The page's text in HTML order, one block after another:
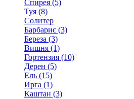
Спирея (5)
Туя (8)
Солитер
Барбарис (3)
Береза (3)
Вишня (1)
Гортензия (10)
Дерен (5)
Ель (15)
Ирга (1)
Каштан (3)